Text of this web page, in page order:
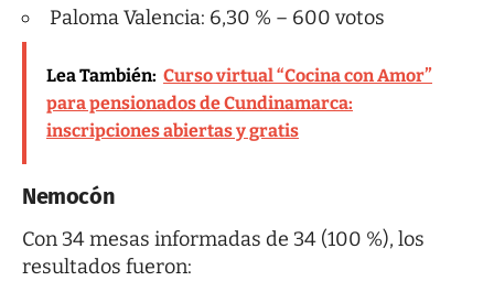
Paloma Valencia: 6,30 % – 600 votos
Lea También: Curso virtual “Cocina con Amor”
para pensionados de Cundinamarca:
inscripciones abiertas y gratis
Nemocón
Con 34 mesas informadas de 34 (100 %), los
resultados fueron: